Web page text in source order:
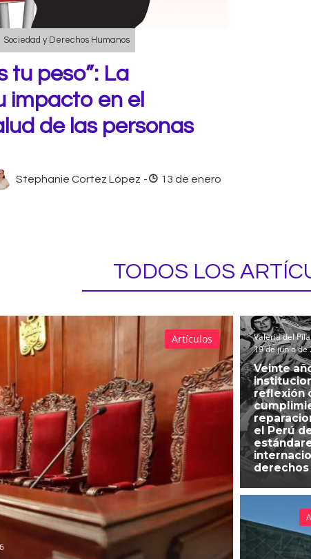
Sociedad y Derechos Humanos
tu peso”: La
impacto en el
de las personas
Stephanie Cortez López -
13 de enero
TODOS LOS
Artículos
Valeria del
19 de junio de
Veinte
reflexión
el Perú